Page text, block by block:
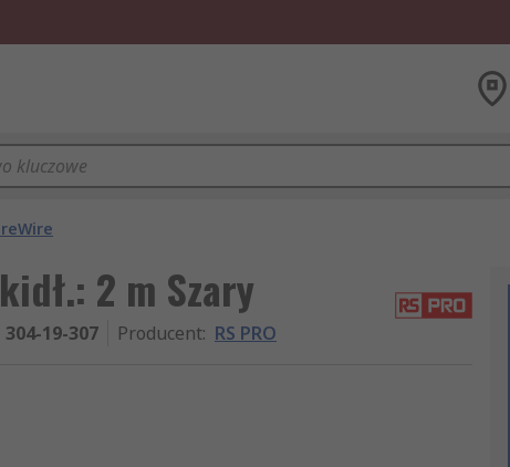
2 m Szary
304-19-307 Producent: RS PRO